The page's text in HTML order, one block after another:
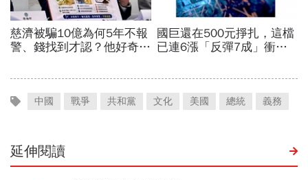
中國 戰爭 共和黨 文化 美國 總統 義務
延伸閱讀